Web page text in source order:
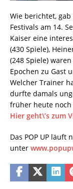
Wie berichtet, gab
Festivals am 14.
Kaiser eine
(430 Spiele),
(248 Spiele)
Epochen zu Gast
Welcher Trainer
durfte damals
früher heute noch
Hier geht\’s zum
Das POP UP läuft
unter